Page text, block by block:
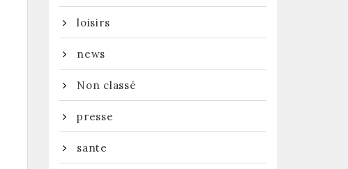
loisirs
news
Non classé
presse
sante